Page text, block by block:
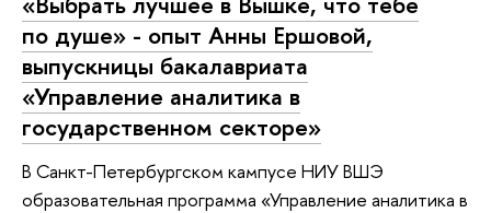
по душе» - опыт Анны Ершовой,
выпускницы бакалавриата
«Управление аналитика в
государственном секторе»
В Санкт-Петербургском кампусе НИУ ВШЭ
образовательная программа «Управление аналитика в